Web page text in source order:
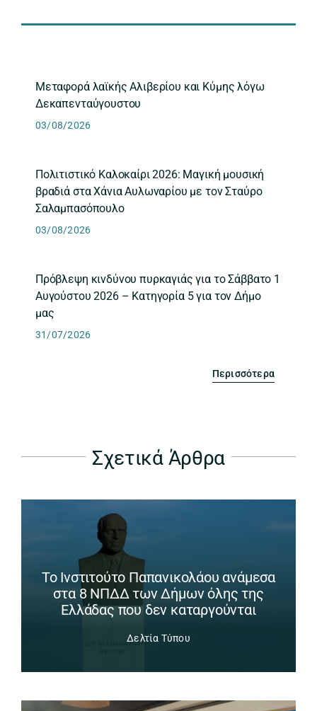
Μεταφορά λαϊκής Αλιβερίου και Κύμης λόγω
Δεκαπενταύγουστου
03/08/2026
Πολιτιστικό Καλοκαίρι 2026: Μαγική μουσική
βραδιά στα Χάνια Αυλωναρίου με τον Σταύρο
Σαλαμπασόπουλο
03/08/2026
Πρόβλεψη κινδύνου πυρκαγιάς για το Σάββατο 1
Αυγούστου 2026 – Κατηγορία 5 για τον Δήμο
μας
31/07/2026
Περισσότερα
Σχετικά Άρθρα
Το Ινστιτούτο Παπανικολάου ανάμεσα
στα 8 ΝΠΔΔ των Δήμων όλης της
Ελλάδας που δεν καταργούνται
Δελτία Τύπου